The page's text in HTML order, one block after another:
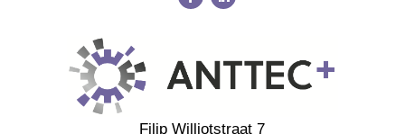
Filip Williotstraat 7